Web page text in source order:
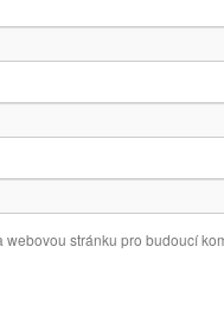
stránku pro budoucí